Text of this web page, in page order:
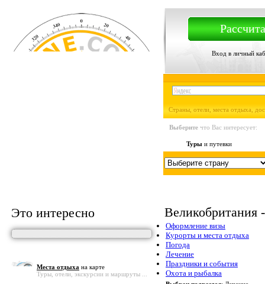
Вход в личный
Страны, отели, места отдыха,
Выберите что Вас интересует:
Туры и путевки
Это интересно
Места отдыха на карте
Туры, отели, экскурсии и маршруты ...
Великобритания
Оформление визы
Курорты и места отдыха
Погода
Лечение
Праздники и события
Охота и рыбалка